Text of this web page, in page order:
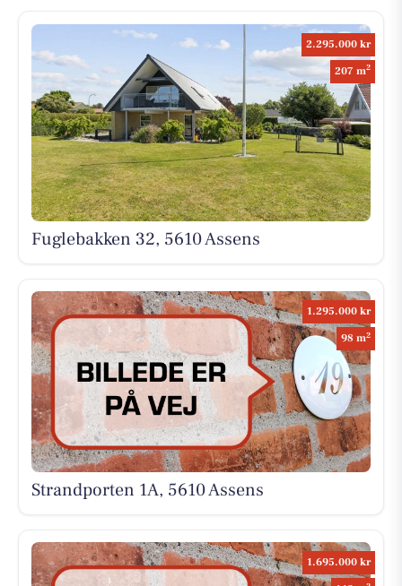
2.295.000 kr
207 m2
Fuglebakken 32, 5610 Assens
1.295.000 kr
98 m2
Strandporten 1A, 5610 Assens
1.695.000 kr